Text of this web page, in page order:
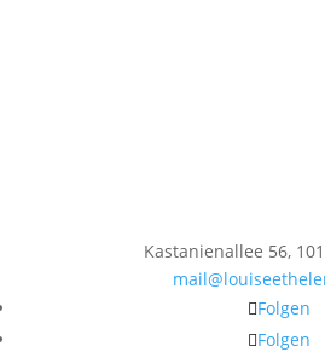
Kastanienallee 56,
Folgen
Folgen